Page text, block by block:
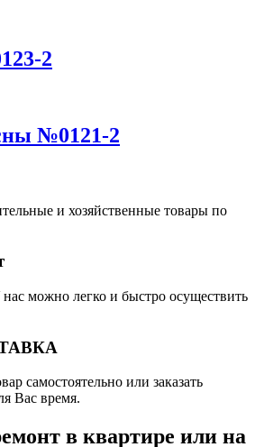
2
№0121-2
и хозяйственные товары по
можно легко и быстро осуществить
самостоятельно или заказать
Вас время.
в квартире или на